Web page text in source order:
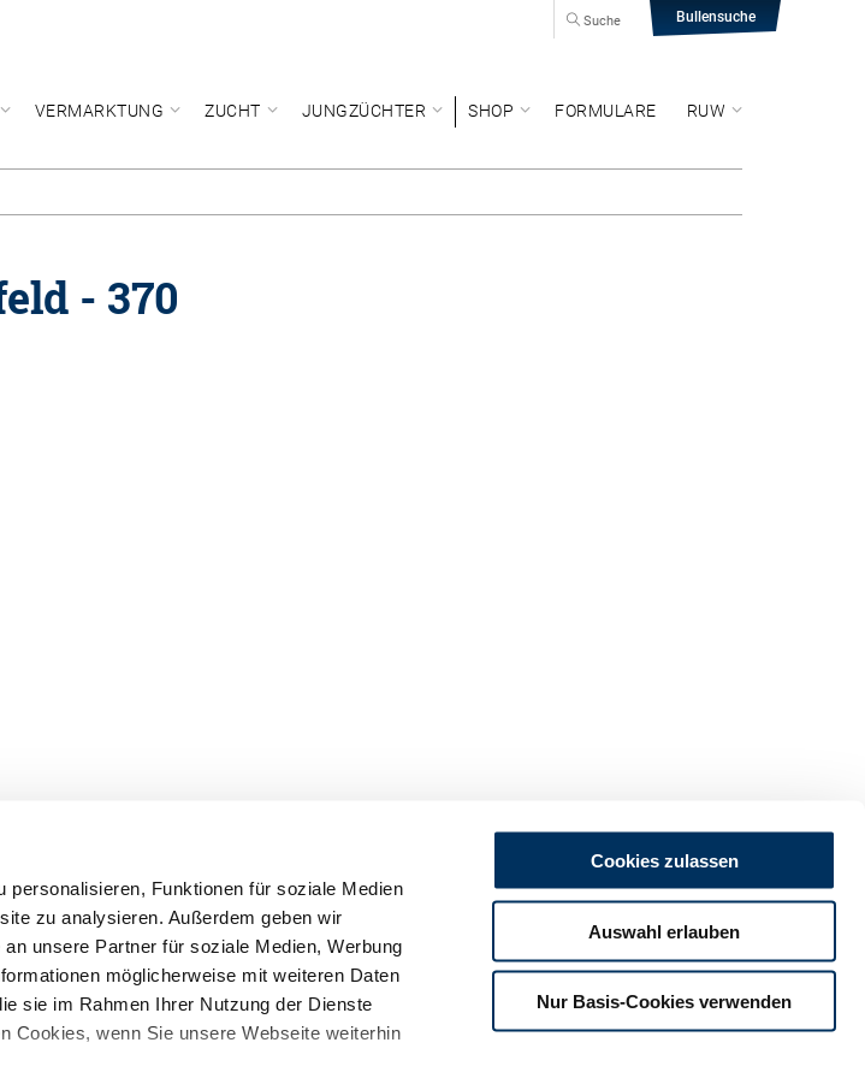
Funktionen für soziale Medien
zu analysieren. Außerdem geben wir
unsere Partner für soziale Medien, Werbung
möglicherweise mit weiteren Daten
sie im Rahmen Ihrer Nutzung der Dienste
Cookies, wenn Sie unsere Webseite weiterhin
Cookies zulassen
Auswahl erlauben
Nur Basis-Cookies verwenden
Bullensuche
Suche
VERMARKTUNG ZUCHT JUNGZÜCHTER SHOP FORMULARE RUW
- 370
RUW-Regionalzentrum
Rheinland-Pfalz/Saarland